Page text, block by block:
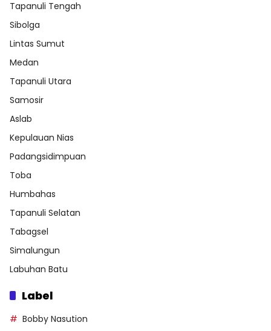
Tapanuli Tengah
Sibolga
Lintas Sumut
Medan
Tapanuli Utara
Samosir
Aslab
Kepulauan Nias
Padangsidimpuan
Toba
Humbahas
Tapanuli Selatan
Tabagsel
Simalungun
Labuhan Batu
Label
Bobby Nasution